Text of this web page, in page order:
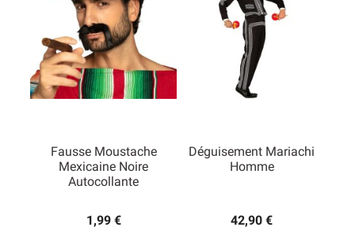
Fausse Moustache
Mexicaine Noire
Autocollante
1,99 €
Déguisement Mariachi
Homme
42,90 €